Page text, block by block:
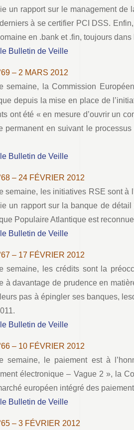
un rapport sur le management de
à se certifier PCI DSS.
en .bank et .fin, toujours
Bulletin de Veille
– 2 MARS 2012
semaine, la Commission
depuis la mise en place de
ont été « en mesure d’ouvrir un
permanent en suivant le
Bulletin de Veille
– 24 FÉVRIER 2012
semaine, les initiatives RSE sont à
un rapport sur la banque de
Populaire Atlantique est
Bulletin de Veille
– 17 FÉVRIER 2012
semaine, les crédits sont la
à davantage de prudence en
pas à épingler ses banques,
Bulletin de Veille
– 10 FÉVRIER 2012
semaine, le paiement est à
électronique – Vague 2 », la
européen intégré des
Bulletin de Veille
– 3 FÉVRIER 2012